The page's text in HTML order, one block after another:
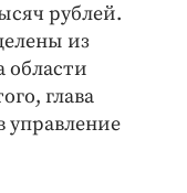
рублей.
из
области
глава
управление